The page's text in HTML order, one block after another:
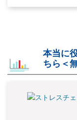
本当に
ちら＜